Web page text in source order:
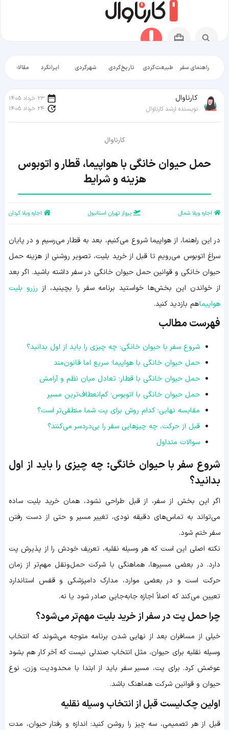
راهنمای سفر طبیعت‌گردی تاریخ‌گردی شهرگردی ایرانگرد مقالات
کارناوال
نویسنده ارشد کارناوال
23 خرداد 1405
24 خرداد 1405
کارناوال
هزینه و شرایط
اجاره ویلا شمال پرواز تهران استانبول اجاره ویلا کردان
در این راهنما، از هواپیما شروع می‌کنیم، بعد به قطار می‌رسیم و در پایان
سراغ اتوبوس می‌رویم تا قبل از خرید بلیت، تصویر روشنی از هزینه حمل
حیوان خانگی و قوانین حمل حیوان خانگی در سفر داشته باشید. اگر بعد
از خواندن این بخش‌ها خواستید برنامه سفر را بچینید، از رزرو بلیت
هواپیماهم بازدید کنید.
فهرست مطالب
شروع سفر با حیوان خانگی: چه چیزی را باید از اول بدانید؟
حمل حیوان خانگی با هواپیما؛ سریع اما قانون‌مند
حمل حیوان خانگی با قطار؛ تعادل میان نظم و آرامش
حمل حیوان خانگی با اتوبوس؛ کم‌انعطاف‌ترین مسیر
مقایسه نهایی: کدام روش برای پت شما منطقی‌تر است؟
قبل از حرکت، چه چیزهایی سفر را بی‌دردسر می‌کنند؟
سوالات متداول
شروع سفر با حیوان خانگی: چه چیزی را باید از اول
بدانید؟
اگر این بخش از سفر، از قبل طراحی نشود، همان خرید بلیت ساده
می‌تواند به تماس‌های دقیقه نودی، تغییر مسیر و حتی از دست رفتن
سفر ختم شود.
نکته اصلی این است که هر وسیله نقلیه، تعریف خودش را از پذیرش پت
دارد. در بعضی مسیرها، هماهنگی با شرکت حمل‌ونقل مهم‌تر از زمان
حرکت است و در بعضی موارد، مدارک دامپزشکی و قفس استاندارد
تعیین می‌کند که اصلاً اجازه جابه‌جایی صادر شود یا نه.
چرا حمل پت در سفر از خرید بلیت مهم‌تر می‌شود؟
خیلی از مسافران بعد از نهایی شدن برنامه متوجه می‌شوند که انتخاب
وسیله نقلیه برای حیوان، مثل انتخاب صندلی نیست که آخر کار هم بشود
عوضش کرد. برای پت، مسیر سفر باید از ابتدا با محدودیت وزن، نوع
حیوان و قوانین شرکت هماهنگ باشد.
اولین چک‌لیست قبل از انتخاب وسیله نقلیه
قبل از هر تصمیمی، سه چیز را روشن کنید: اندازه و رفتار حیوان، مدت